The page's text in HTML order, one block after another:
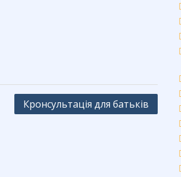
Кронсультація для батьків